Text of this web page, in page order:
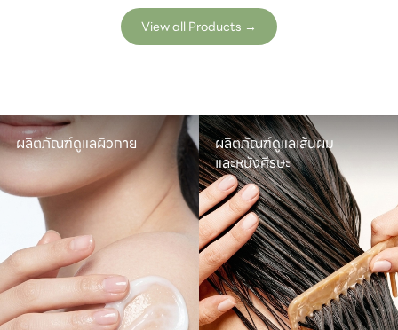
View all Products →
ผลิตภัณฑ์ดูแลผิวกาย
ผลิตภัณฑ์ดูแลเส้นผม
และหนังศีรษะ